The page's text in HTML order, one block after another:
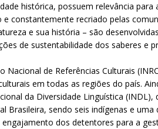
histórica, possuem relevância para
constantemente recriado pelas
e sua história – são
de sustentabilidade dos saberes e
de Referências Culturais
em todas as regiões do país.
da Diversidade Linguística (INDL),
Brasileira, sendo seis indígenas e uma
dos detentores para a